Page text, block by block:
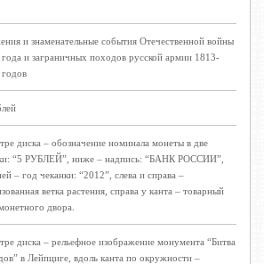
и знаменательные события Отечественной войны
и заграничных походов русской армии 1813-
диска – обозначение номинала монеты в две
“5 РУБЛЕЙ”, ниже – надпись: “БАНК РОССИИ”,
– год чеканки: “2012”, слева и справа –
ветка растения, справа у канта – товарный
двора.
диска – рельефное изображение монумента “Битва
в Лейпциге, вдоль канта по окружности –